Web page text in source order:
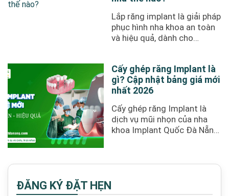
Lắp răng implant là giải pháp
phục hình nha khoa an toàn
và hiệu quả, dành cho
Cấy ghép răng Implant là
gì? Cập nhật bảng giá mới
nhất 2026
Cấy ghép răng Implant là
dịch vụ mũi nhọn của nha
khoa Implant Quốc Đà Nẵng.
ĐĂNG KÝ ĐẶT HẸN